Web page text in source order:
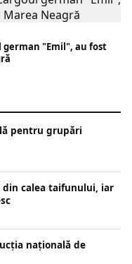
"Emil", au fost
pentru grupări
din calea taifunului, iar
națională de